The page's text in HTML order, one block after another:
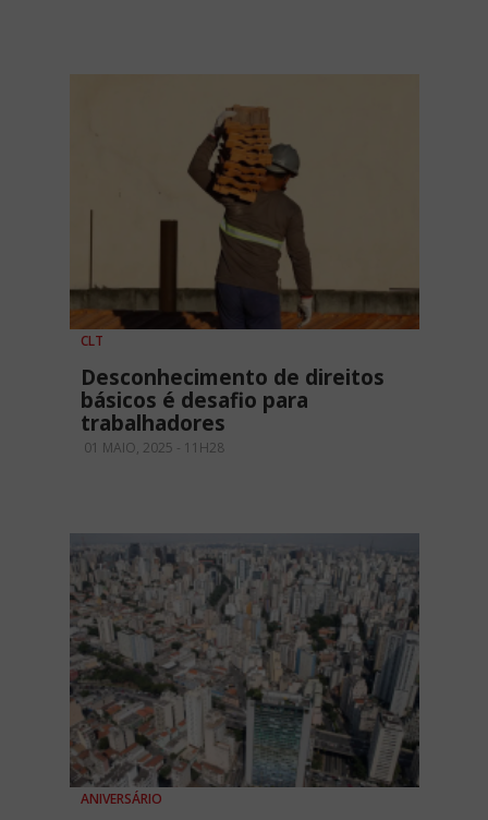
CLT
Desconhecimento de direitos
básicos é desafio para
trabalhadores
01 MAIO, 2025 - 11H28
ANIVERSÁRIO